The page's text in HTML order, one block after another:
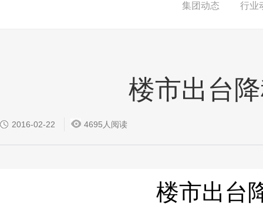
集团动态 行业
楼市出台
2016-02-22 4695人阅读
楼市出台